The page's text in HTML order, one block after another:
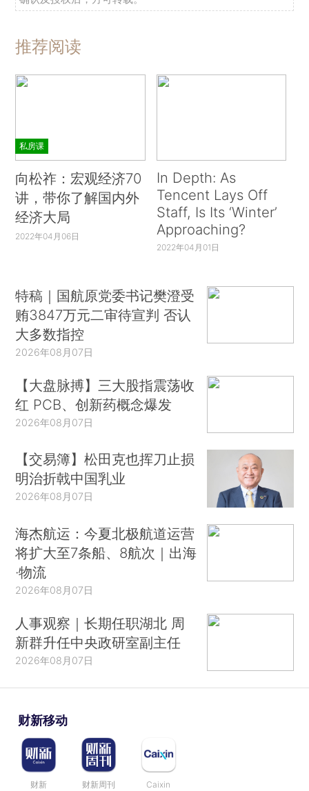
推荐阅读
私房课
向松祚：宏观经济70
讲，带你了解国内外
经济大局
2022年04月06日
In Depth: As
Tencent Lays Off
Staff, Is Its ‘Winter’
Approaching?
2022年04月01日
特稿｜国航原党委书记樊澄受
贿3847万元二审待宣判 否认
大多数指控
2026年08月07日
【大盘脉搏】三大股指震荡收
红 PCB、创新药概念爆发
2026年08月07日
【交易簿】松田克也挥刀止损
明治折戟中国乳业
2026年08月07日
海杰航运：今夏北极航道运营
将扩大至7条船、8航次｜出海
·物流
2026年08月07日
人事观察｜长期任职湖北 周
新群升任中央政研室副主任
2026年08月07日
财新移动
财新 财新周刊 Caixin